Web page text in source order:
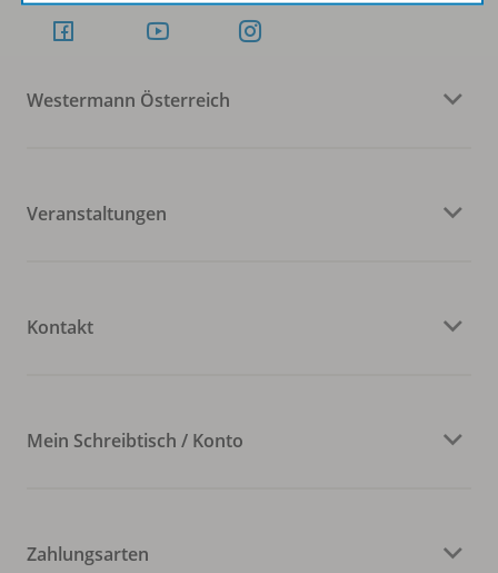
Westermann Österreich
Veranstaltungen
Kontakt
Mein Schreibtisch / Konto
Zahlungsarten